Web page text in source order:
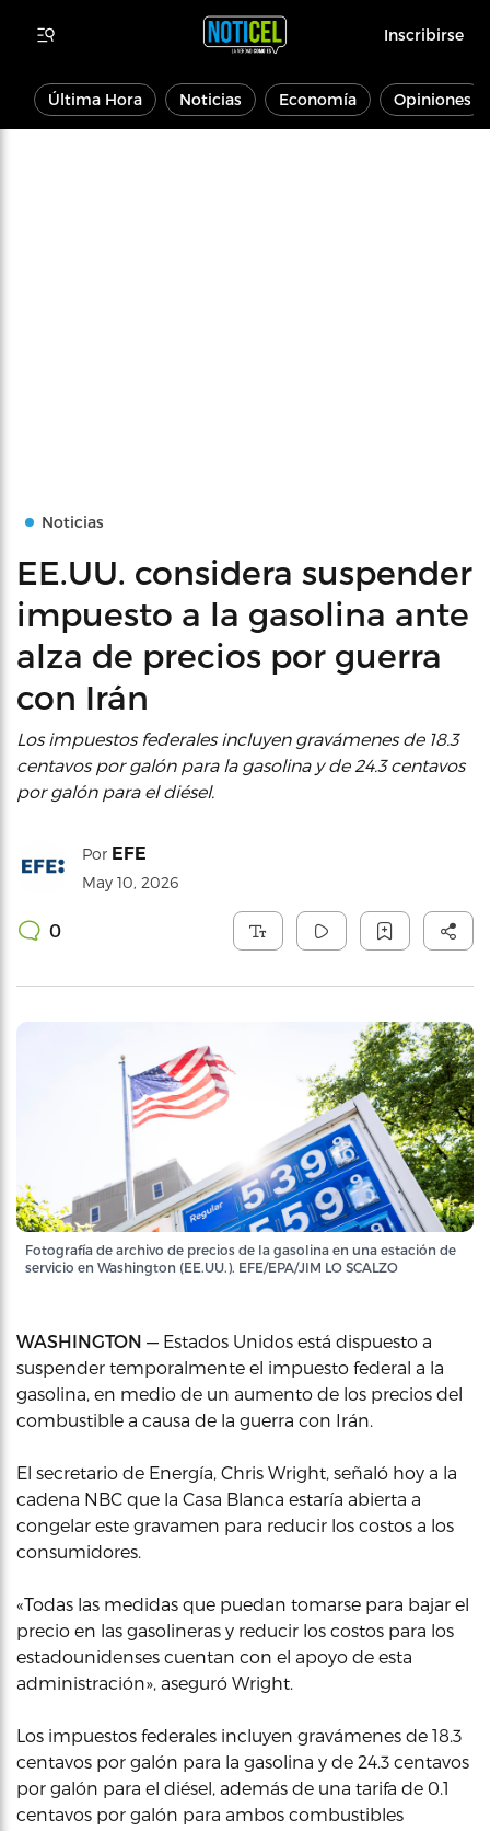
Inscribirse
Última Hora Noticias Economía Opiniones
Noticias
EE.UU. considera suspender
impuesto a la gasolina ante
alza de precios por guerra
con Irán
Los impuestos federales incluyen gravámenes de 18.3
centavos por galón para la gasolina y de 24.3 centavos
por galón para el diésel.
Por EFE
May 10, 2026
0
Fotografía de archivo de precios de la gasolina en una estación de
servicio en Washington (EE.UU.). EFE/EPA/JIM LO SCALZO
WASHINGTON — Estados Unidos está dispuesto a
suspender temporalmente el impuesto federal a la
gasolina, en medio de un aumento de los precios del
combustible a causa de la guerra con Irán.
El secretario de Energía, Chris Wright, señaló hoy a la
cadena NBC que la Casa Blanca estaría abierta a
congelar este gravamen para reducir los costos a los
consumidores.
«Todas las medidas que puedan tomarse para bajar el
precio en las gasolineras y reducir los costos para los
estadounidenses cuentan con el apoyo de esta
administración», aseguró Wright.
Los impuestos federales incluyen gravámenes de 18.3
centavos por galón para la gasolina y de 24.3 centavos
por galón para el diésel, además de una tarifa de 0.1
centavos por galón para ambos combustibles